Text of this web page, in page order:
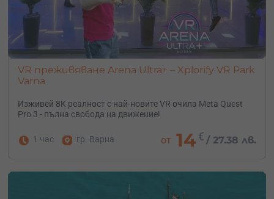
VR преживяване Arena Ultra+ – Xplorify VR Park
Varna
Изживей 8K реалност с най-новите VR очила Meta Quest
Pro 3 - пълна свобода на движение!
1 час гр. Варна от 14€ /27.38 лв.